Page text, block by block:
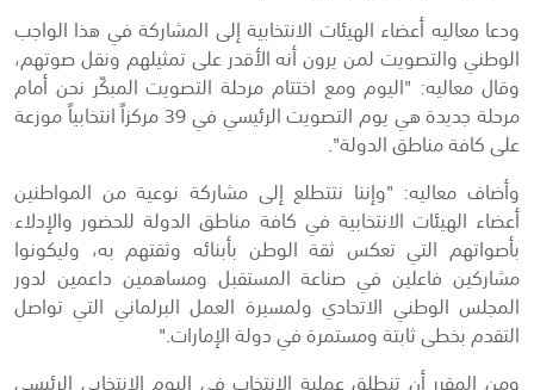
ودعا معاليه أعضاء الهيئات الانتخابية إلى المشاركة في هذا الواجب
الوطني والتصويت لمن يرون أنه الأقدر على تمثيلهم ونقل صوتهم،
وقال معاليه: "اليوم ومع اختتام مرحلة التصويت المبكّر نحن أمام
مرحلة جديدة هي يوم التصويت الرئيسي في 39 مركزاً انتخابياً موزعة
على كافة مناطق الدولة".
وأضاف معاليه: "وإننا نتتطلع إلى مشاركة نوعية من المواطنين
أعضاء الهيئات الانتخابية في كافة مناطق الدولة للحضور والإدلاء
بأصواتهم التي تعكس ثقة الوطن بأبنائه وثقتهم به، وليكونوا
مشاركين فاعلين في صناعة المستقبل ومساهمين داعمين لدور
المجلس الوطني الاتحادي ولمسيرة العمل البرلماني التي تواصل
التقدم بخطى ثابتة ومستمرة في دولة الإمارات."
ومن المقرر أن تنطلق عملية الانتخاب في اليوم الانتخابي الرئيسي